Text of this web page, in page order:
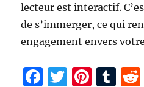
lecteur est interactif.
de s’immerger, ce qui
engagement envers
F
T
Pi T